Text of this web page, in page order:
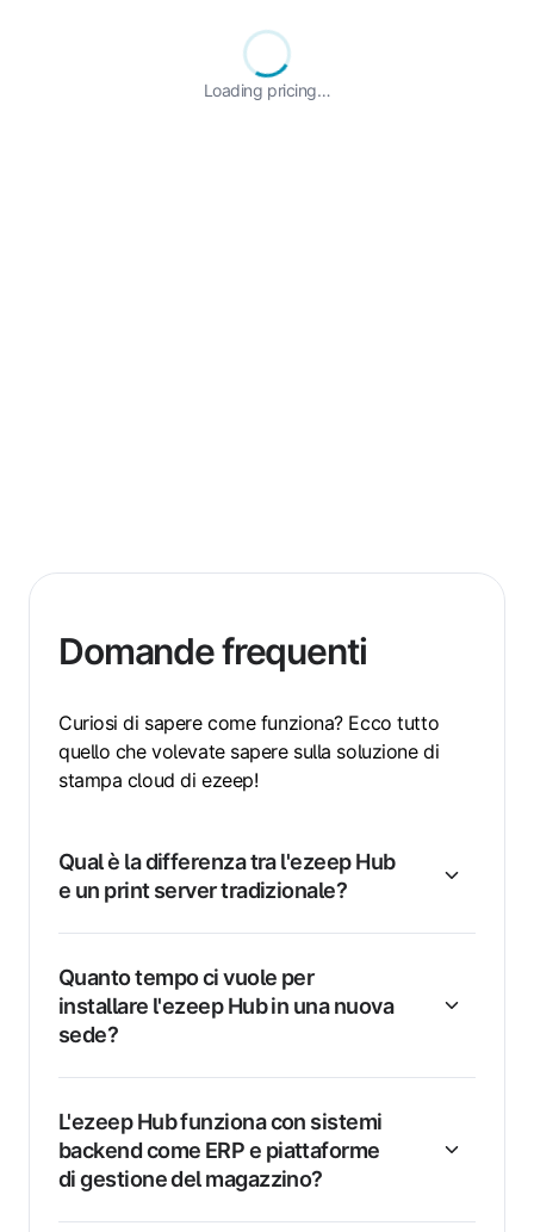
Loading pricing…
Domande frequenti
Curiosi di sapere come funziona? Ecco tutto
quello che volevate sapere sulla soluzione di
stampa cloud di ezeep!
Qual è la differenza tra l'ezeep Hub
e un print server tradizionale?
Quanto tempo ci vuole per
installare l'ezeep Hub in una nuova
sede?
L'ezeep Hub funziona con sistemi
backend come ERP e piattaforme
di gestione del magazzino?